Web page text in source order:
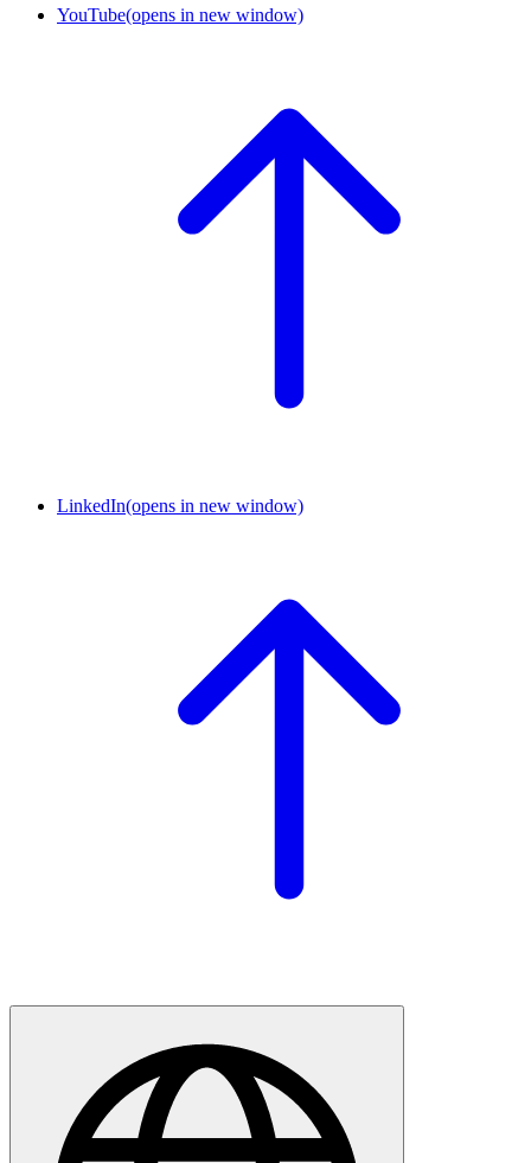
YouTube(opens in new window)
LinkedIn(opens in new window)